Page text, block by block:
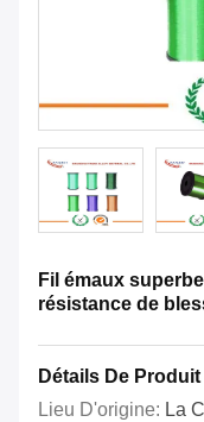
Fil émaux
résistance de
Détails De Produit
Lieu D'origine: La